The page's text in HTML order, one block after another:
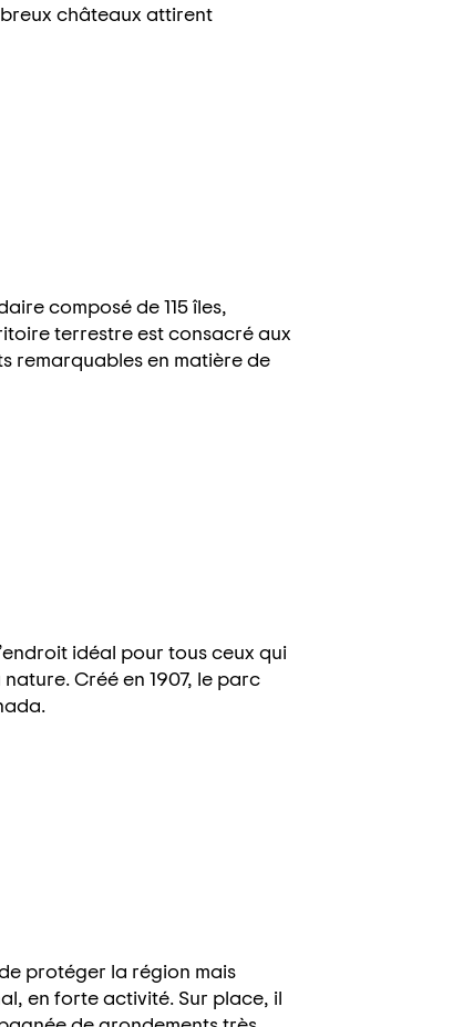
châteaux attirent
composé de 115 îles,
terrestre est consacré aux
remarquables en matière de
idéal pour tous ceux qui
Créé en 1907, le parc
protéger la région mais
en forte activité. Sur place, il